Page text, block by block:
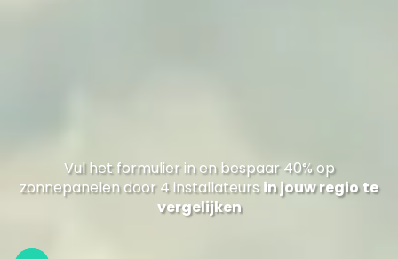
Vul het formulier in en bespaar 40% op
zonnepanelen door 4 installateursin jouw regio te
vergelijken